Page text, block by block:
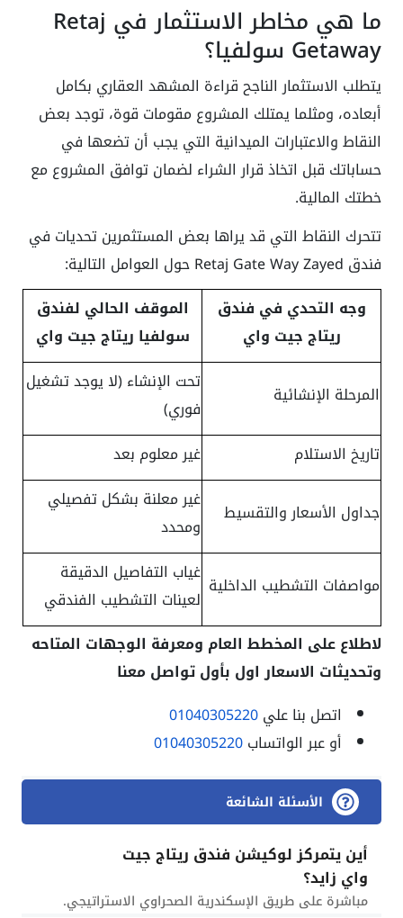
ما هي مخاطر الاستثمار في Retaj
Getaway سولفيا؟
يتطلب الاستثمار الناجح قراءة المشهد العقاري بكامل
أبعاده، ومثلما يمتلك المشروع مقومات قوة، توجد بعض
النقاط والاعتبارات الميدانية التي يجب أن تضعها في
حساباتك قبل اتخاذ قرار الشراء لضمان توافق المشروع مع
خطتك المالية.
تتحرك النقاط التي قد يراها بعض المستثمرين تحديات في
فندق Retaj Gate Way Zayed حول العوامل التالية:
وجه التحدي في فندق
ريتاج جيت واي
الموقف الحالي لفندق
سولفيا ريتاج جيت واي
المرحلة الإنشائية
تحت الإنشاء (لا يوجد تشغيل
فوري)
تاريخ الاستلام
غير معلوم بعد
جداول الأسعار والتقسيط
غير معلنة بشكل تفصيلي
ومحدد
مواصفات التشطيب الداخلية غياب التفاصيل الدقيقة
لعينات التشطيب الفندقي
لاطلاع على المخطط العام ومعرفة الوجهات المتاحه
وتحديثات الاسعار اول بأول تواصل معنا
اتصل بنا علي01040305220
أو عبر الواتساب01040305220
الأسئلة الشائعة
أين يتمركز لوكيشن فندق ريتاج جيت
واي زايد؟
مباشرة على طريق الإسكندرية الصحراوي الاستراتيجي.